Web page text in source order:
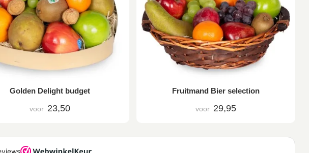
Golden Delight budget
voor 23,50
Fruitmand Bier selection
voor 29,95